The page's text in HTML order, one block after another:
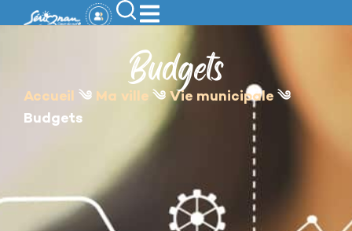
principal
Budgets
Accueil ༄ Ma ville ༄Vie municipale ༄
Budgets